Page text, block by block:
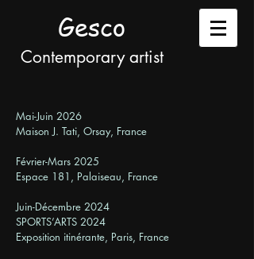
Gesco
Contemporary artist
Mai-Juin 2026
Maison J. Tati, Orsay, France
Février-Mars 2025
Espace 181, Palaiseau, France
Juin-Décembre 2024
SPORTS’ARTS 2024
Exposition itinérante, Paris, France